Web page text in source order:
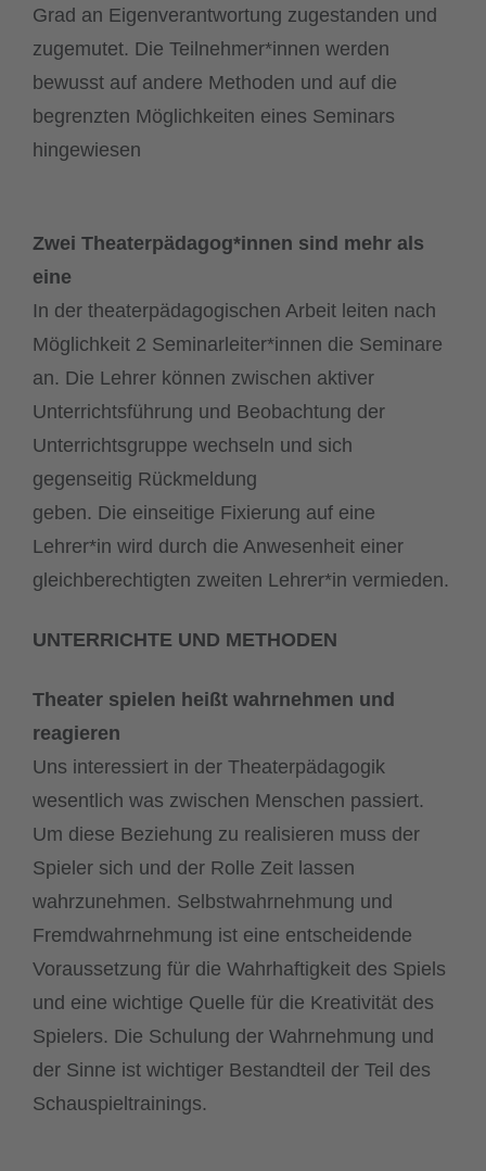
Grad an Eigenverantwortung zugestanden und
zugemutet. Die Teilnehmer*innen werden
bewusst auf andere Methoden und auf die
begrenzten Möglichkeiten eines Seminars
hingewiesen
Zwei Theaterpädagog*innen sind mehr als
eine
In der theaterpädagogischen Arbeit leiten nach
Möglichkeit 2 Seminarleiter*innen die Seminare
an. Die Lehrer können zwischen aktiver
Unterrichtsführung und Beobachtung der
Unterrichtsgruppe wechseln und sich
gegenseitig Rückmeldung
geben. Die einseitige Fixierung auf eine
Lehrer*in wird durch die Anwesenheit einer
gleichberechtigten zweiten Lehrer*in vermieden.
UNTERRICHTE UND METHODEN
Theater spielen heißt wahrnehmen und
reagieren
Uns interessiert in der Theaterpädagogik
wesentlich was zwischen Menschen passiert.
Um diese Beziehung zu realisieren muss der
Spieler sich und der Rolle Zeit lassen
wahrzunehmen. Selbstwahrnehmung und
Fremdwahrnehmung ist eine entscheidende
Voraussetzung für die Wahrhaftigkeit des Spiels
und eine wichtige Quelle für die Kreativität des
Spielers. Die Schulung der Wahrnehmung und
der Sinne ist wichtiger Bestandteil der Teil des
Schauspieltrainings.